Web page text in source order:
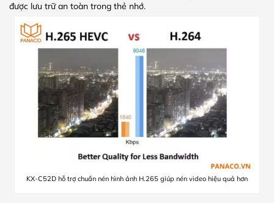
được lưu trữ an toàn trong thẻ nhớ.
KX-C52D hỗ trợ chuẩn nén hình ảnh H.265 giúp nén video hiệu quả hơn